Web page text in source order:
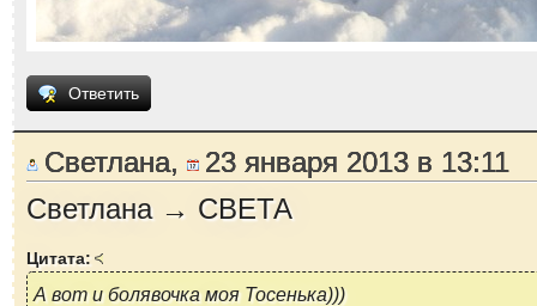
Ответить
Светлана,
23 января 2013 в 13:11
Светлана → СВЕТА
Цитата:
А вот и болявочка моя Тосенька)))